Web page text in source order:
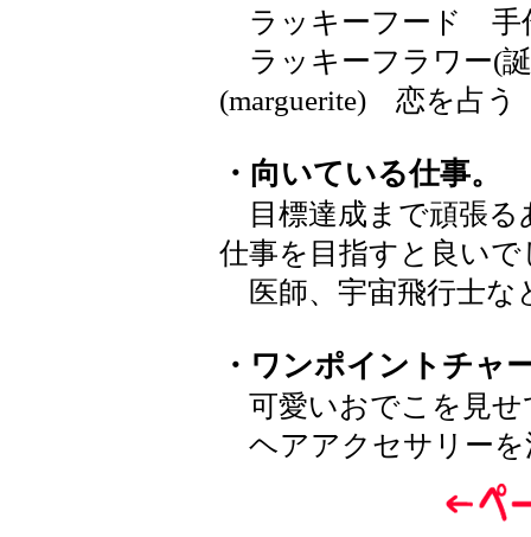
ラッキーフード 手
ラッキーフラワー(
(marguerite) 恋
・向いている仕事。
目標達成まで頑張る
仕事を目指すと良いで
医師、宇宙飛行士な
・ワンポイントチャ
可愛いおでこを見せ
ヘアアクセサリーを